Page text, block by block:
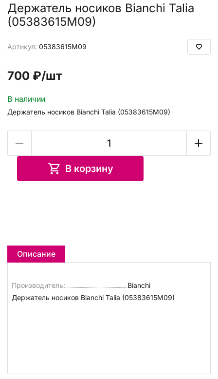
Артикул: 05383615M09
Держатель носиков Bianchi Talia
(05383615M09)
700 ₽/шт
В наличии
Держатель носиков Bianchi Talia (05383615M09)
В корзину
Описание
Производитель:
Bianchi
Держатель носиков Bianchi Talia (05383615M09)